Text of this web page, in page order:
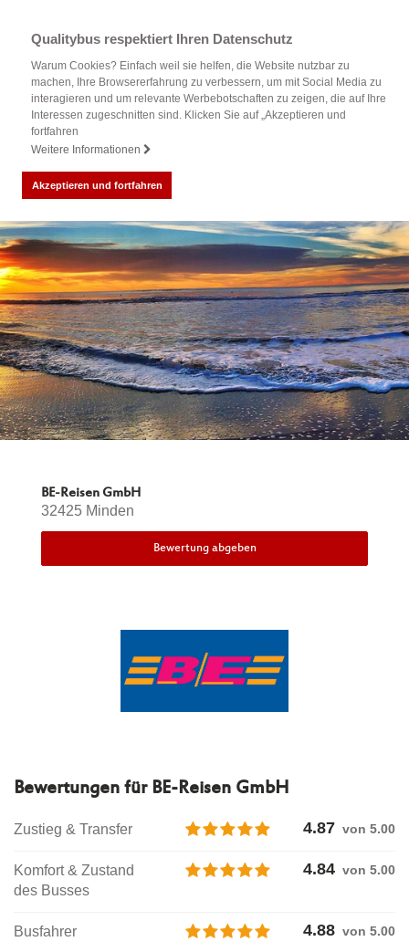
Qualitybus respektiert Ihren Datenschutz
Warum Cookies? Einfach weil sie helfen, die Website nutzbar zu
machen, Ihre Browsererfahrung zu verbessern, um mit Social Media zu
interagieren und um relevante Werbebotschaften zu zeigen, die auf Ihre
Interessen zugeschnitten sind. Klicken Sie auf „Akzeptieren und
fortfahren
Weitere Informationen
Akzeptieren und fortfahren
BE-Reisen GmbH
32425 Minden
Bewertung abgeben
Bewertungen für BE-Reisen GmbH
Zustieg & Transfer 4.87 von 5.00
Komfort & Zustand
des Busses
4.84 von 5.00
Busfahrer 4.88 von 5.00